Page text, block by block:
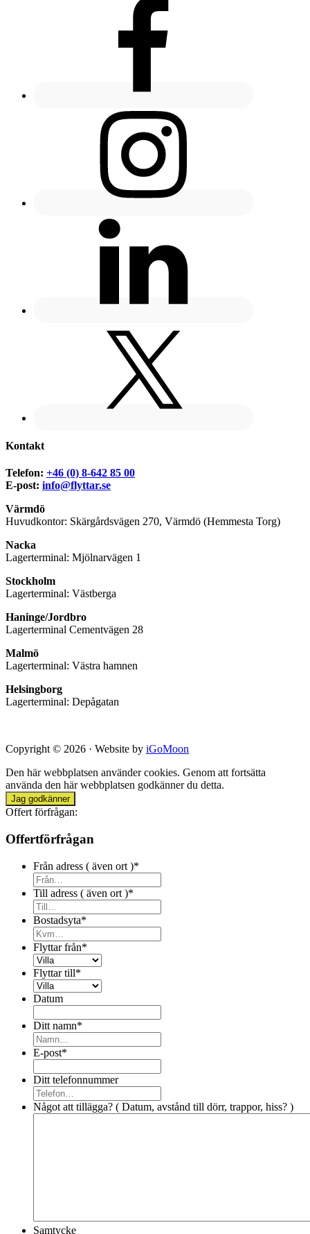
Kontakt
Telefon: +46 (0) 8-642 85 00
E-post: info@flyttar.se
Värmdö
Huvudkontor: Skärgårdsvägen 270, Värmdö (Hemmesta Torg)
Nacka
Lagerterminal: Mjölnarvägen 1
Stockholm
Lagerterminal: Västberga
Haninge/Jordbro
Lagerterminal Cementvägen 28
Malmö
Lagerterminal: Västra hamnen
Helsingborg
Lagerterminal: Depågatan
Copyright © 2026 · Website by iGoMoon
Den här webbplatsen använder cookies. Genom att fortsätta
använda den här webbplatsen godkänner du detta.
Jag godkänner
Offert förfrågan:
Offertförfrågan
Från adress ( även ort )*
Till adress ( även ort )*
Bostadsyta*
Flyttar från*
Flyttar till*
Datum
Ditt namn*
E-post*
Ditt telefonnummer
Något att tillägga? ( Datum, avstånd till dörr, trappor, hiss? )
Samtycke